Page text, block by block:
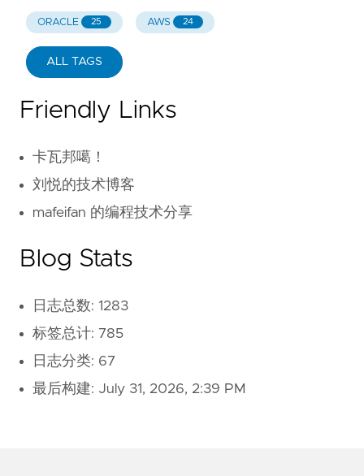
ORACLE 25 AWS 24
ALL TAGS
Friendly Links
卡瓦邦噶！
刘悦的技术博客
mafeifan 的编程技术分享
Blog Stats
日志总数: 1283
标签总计: 785
日志分类: 67
最后构建: July 31, 2026, 2:39 PM